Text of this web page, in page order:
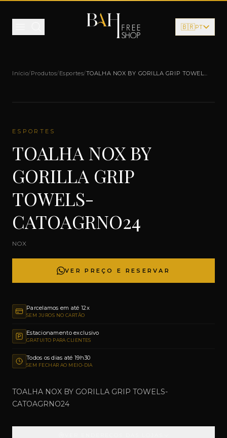
🇧🇷PT
Início/Produtos/Esportes/TOALHA NOX BY GORILLA GRIP TOWELS-
ESPORTES
TOALHA NOX BY
GORILLA GRIP
TOWELS-
CATOAGRNO24
NOX
VER PREÇO E RESERVAR
Parcelamos em até 12x
SEM JUROS NO CARTÃO
Estacionamento exclusivo
GRATUITO PARA CLIENTES
Todos os dias até 19h30
SEM FECHAR AO MEIO-DIA
TOALHA NOX BY GORILLA GRIP TOWELS-
CATOAGRNO24